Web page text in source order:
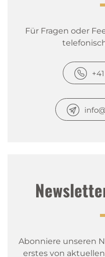
Für Fragen oder
Abonniere unseren
erstes von